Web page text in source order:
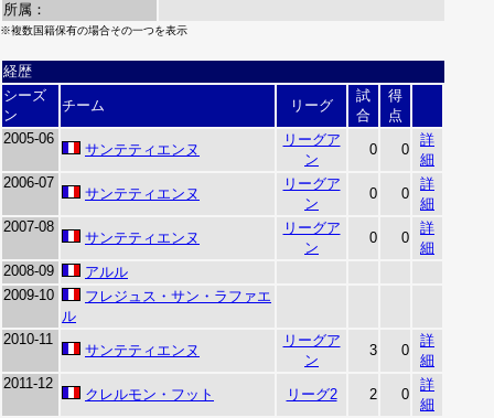
所属：
※複数国籍保有の場合その一つを表示
経歴
シーズ
ン
チーム リーグ
試
合
得
点
2005-06
サンテティエンヌ
リーグア
ン
0 0
詳
細
2006-07
サンテティエンヌ
リーグア
ン
0 0
詳
細
2007-08
サンテティエンヌ
リーグア
ン
0 0
詳
細
2008-09
アルル
2009-10
フレジュス・サン・ラファエ
ル
2010-11
サンテティエンヌ
リーグア
ン
3 0
詳
細
2011-12
クレルモン・フット リーグ2 2 0
詳
細